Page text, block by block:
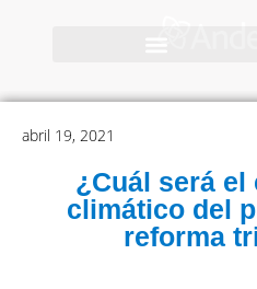
abril 19, 2021
¿Cuál será el
climático del
reforma